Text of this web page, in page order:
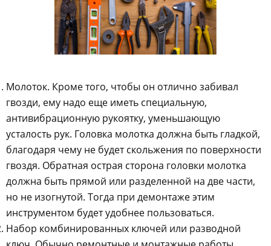
Молоток. Кроме того, чтобы он отлично забивал
гвозди, ему надо еще иметь специальную,
антивибрационную рукоятку, уменьшающую
усталость рук. Головка молотка должна быть гладкой,
благодаря чему не будет скольжения по поверхности
гвоздя. Обратная острая сторона головки молотка
должна быть прямой или разделенной на две части,
но не изогнутой. Тогда при демонтаже этим
инструментом будет удобнее пользоваться.
Набор комбинированных ключей или разводной